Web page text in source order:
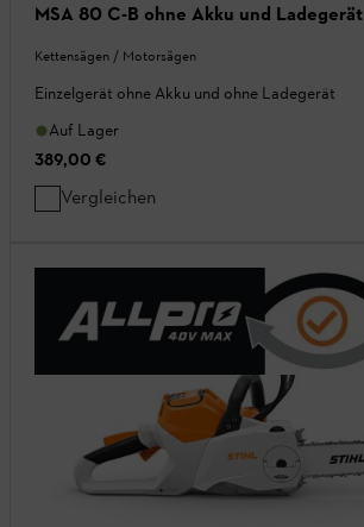
MSA 80 C-B ohne Akku und Ladegerät
Kettensägen / Motorsägen
Einzelgerät ohne Akku und ohne Ladegerät
Auf Lager
389,00 €
Vergleichen